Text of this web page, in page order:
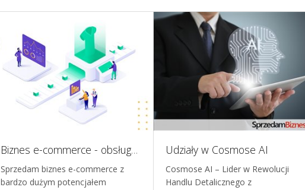
Biznes e-commerce - obsługa sklepów z gadżetami dla influencerów
Sprzedam biznes e-commerce z
bardzo dużym potencjałem
Udziały w Cosmose AI
Cosmose AI – Lider w Rewolucji
Handlu Detalicznego z